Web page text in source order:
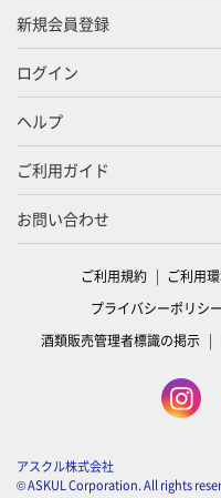
新規会員登録
ログイン
ヘルプ
ご利用ガイド
お問い合わせ
ご利用規約 ご利用
プライバシーポリシー
酒類販売管理者標識の掲示
アスクル株式会社
© ASKUL Corporation. All rights